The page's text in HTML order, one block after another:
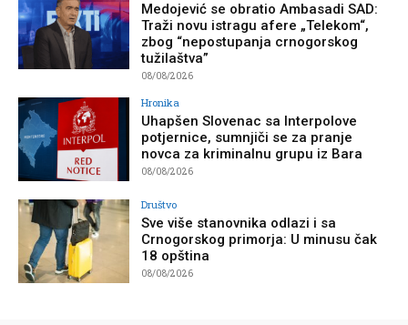
Medojević se obratio Ambasadi SAD:
Traži novu istragu afere „Telekom“,
zbog “nepostupanja crnogorskog
tužilaštva”
08/08/2026
Hronika
Uhapšen Slovenac sa Interpolove
potjernice, sumnjiči se za pranje
novca za kriminalnu grupu iz Bara
08/08/2026
Društvo
Sve više stanovnika odlazi i sa
Crnogorskog primorja: U minusu čak
18 opština
08/08/2026